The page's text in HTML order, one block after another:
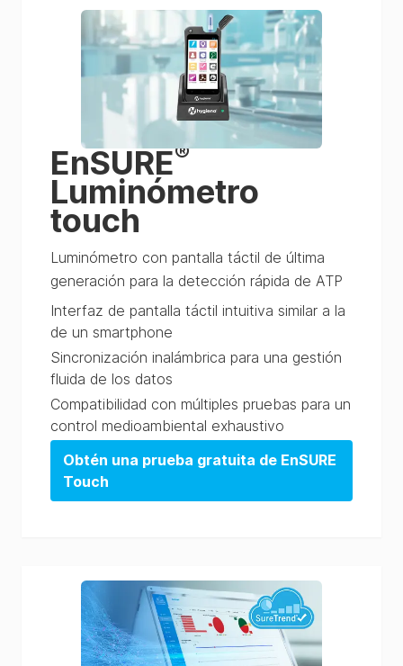
EnSURE®
Luminómetro
touch
Luminómetro con pantalla táctil de última
generación para la detección rápida de ATP
Interfaz de pantalla táctil intuitiva similar a la
de un smartphone
Sincronización inalámbrica para una gestión
fluida de los datos
Compatibilidad con múltiples pruebas para un
control medioambiental exhaustivo
Obtén una prueba gratuita de EnSURE
Touch